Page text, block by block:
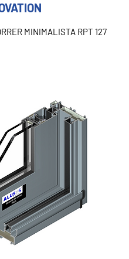
MINIMALISTA RPT 127